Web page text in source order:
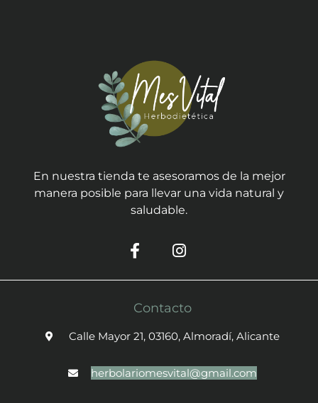
En nuestra tienda te asesoramos de la mejor
manera posible para llevar una vida natural y
saludable.
Contacto
Calle Mayor 21, 03160, Almoradí, Alicante
herbolariomesvital@gmail.com